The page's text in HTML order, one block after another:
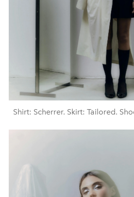
Shirt: Scherrer. Skirt: Tailored.